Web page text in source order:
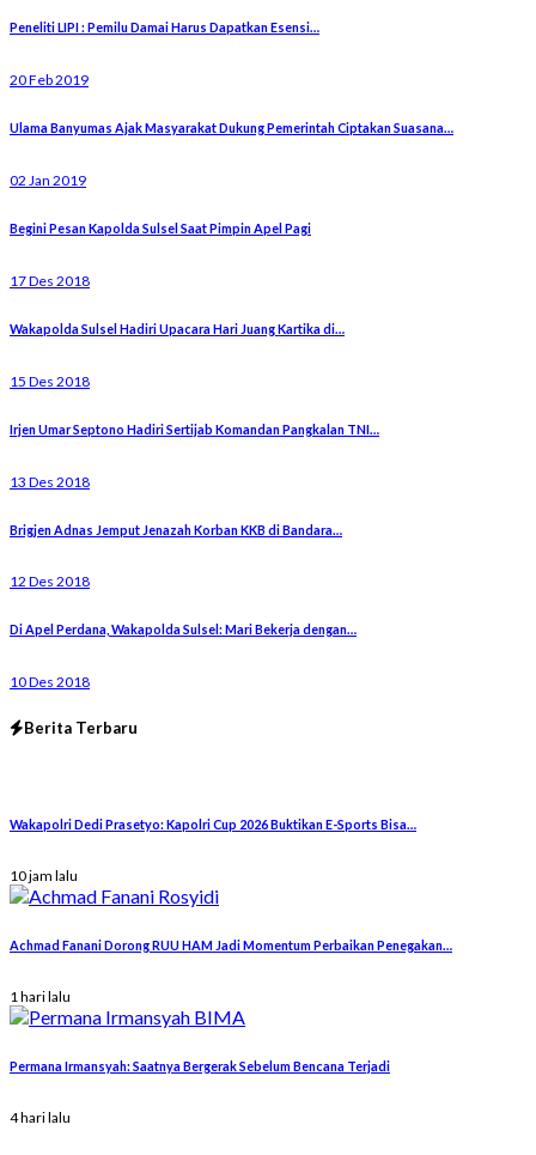
Peneliti LIPI : Pemilu Damai Harus Dapatkan Esensi…
20 Feb 2019
Ulama Banyumas Ajak Masyarakat Dukung Pemerintah Ciptakan Suasana…
02 Jan 2019
Begini Pesan Kapolda Sulsel Saat Pimpin Apel Pagi
17 Des 2018
Wakapolda Sulsel Hadiri Upacara Hari Juang Kartika di…
15 Des 2018
Irjen Umar Septono Hadiri Sertijab Komandan Pangkalan TNI…
13 Des 2018
Brigjen Adnas Jemput Jenazah Korban KKB di Bandara…
12 Des 2018
Di Apel Perdana, Wakapolda Sulsel: Mari Bekerja dengan…
10 Des 2018
Berita Terbaru
Wakapolri Dedi Prasetyo: Kapolri Cup 2026 Buktikan E-Sports Bisa…
10 jam lalu
Achmad Fanani Dorong RUU HAM Jadi Momentum Perbaikan Penegakan…
1 hari lalu
Permana Irmansyah: Saatnya Bergerak Sebelum Bencana Terjadi
4 hari lalu